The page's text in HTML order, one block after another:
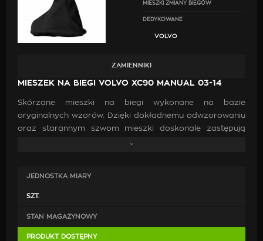
MIESZKI ZMIANY BIEGÓW
DEDYKOWANE
VOLVO
ZAMIENNIKI
MIESZEK NA BIEGI VOLVO XC90 MANUAL 03-14
Skórzane mieszki na biegi wykonane na bazie
oryginalnych wzorów. Dzięki dokładnemu odwzorowaniu
oraz starannym szwom mieszki doskonale zastępują
oryginalne. Wykonanie ich z wysokiej jakości skóry oraz
się do poprawy estetyki wewnątrz samochodu.
JEDNOSTKA MIARY
SZT.
STAN MAGAZYNOWY
PRODUKT DOSTĘPNY